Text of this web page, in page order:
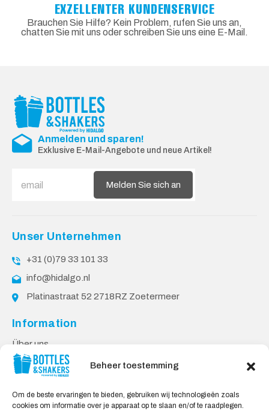
Beheer toestemming
Om de beste ervaringen te bieden, gebruiken wij technologieën zoals
cookies om informatie over je apparaat op te slaan en/of te raadplegen.
EXZELLENTER KUNDENSERVICE
Brauchen Sie Hilfe? Kein Problem, rufen Sie uns an,
chatten Sie mit uns oder schreiben Sie uns eine E-Mail.
Anmelden und sparen!
Exklusive E-Mail-Angebote und neue Artikel!
Melden Sie sich an
Unser Unternehmen
+31 (0)79 33 101 33
info@hidalgo.nl
Platinastraat 52 2718RZ Zoetermeer
Information
Über uns
PPP-Bedingungen
Kontakt